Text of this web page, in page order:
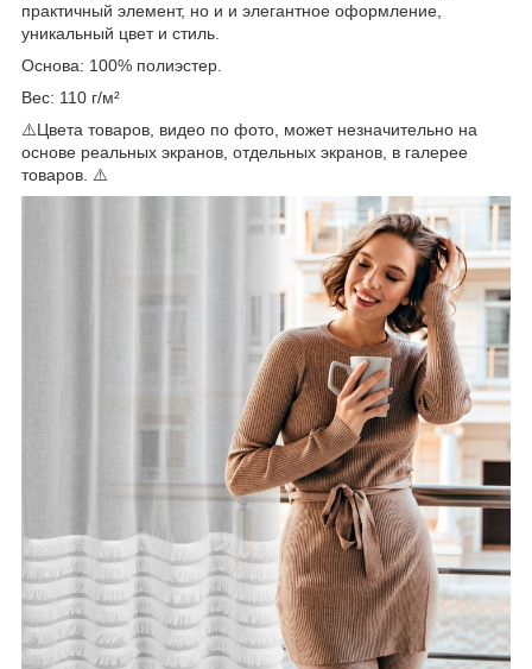
практичный элемент, но и и элегантное оформление,
уникальный цвет и стиль.
Основа: 100% полиэстер.
Вес: 110 г/м²
⚠️Цвета товаров, видео по фото, может незначительно на
основе реальных экранов, отдельных экранов, в галерее
товаров. ⚠️